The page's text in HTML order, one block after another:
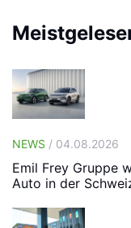
NEWS / 04.08.2026
Emil Frey Gruppe
Auto in der